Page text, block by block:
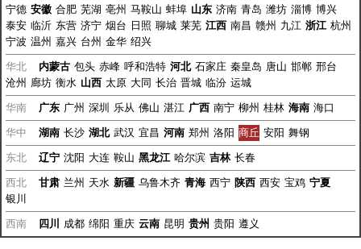
宁德 安徽 合肥 芜湖 亳州 马鞍山 蚌埠 山东 济南 青岛 潍坊 淄博 博兴
泰安 临沂 东营 济宁 烟台 日照 聊城 莱芜 江西 南昌 赣州 九江 浙江 杭州
宁波 温州 嘉兴 台州 金华 绍兴
华北 内蒙古 包头 赤峰 呼和浩特 河北 石家庄 秦皇岛 唐山 邯郸 邢台
沧州 廊坊 衡水 山西 太原 大同 长治 晋城 临汾 运城
华南 广东 广州 深圳 乐从 佛山 湛江 广西 南宁 柳州 桂林 海南 海口
华中 湖南 长沙 湖北 武汉 宜昌 河南 郑州 洛阳 商丘 安阳 舞钢
东北 辽宁 沈阳 大连 鞍山 黑龙江 哈尔滨 吉林 长春
西北 甘肃 兰州 天水 新疆 乌鲁木齐 青海 西宁 陕西 西安 宝鸡 宁夏
银川
西南 四川 成都 绵阳 重庆 云南 昆明 贵州 贵阳 遵义